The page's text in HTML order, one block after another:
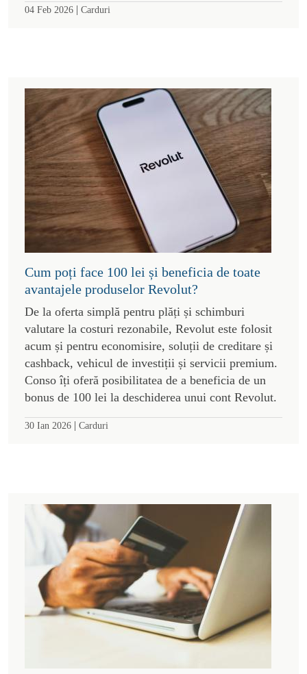
04 Feb 2026 | Carduri
Cum poți face 100 lei și beneficia de toate
avantajele produselor Revolut?
De la oferta simplă pentru plăți și schimburi
valutare la costuri rezonabile, Revolut este folosit
acum și pentru economisire, soluții de creditare și
cashback, vehicul de investiții și servicii premium.
Conso îți oferă posibilitatea de a beneficia de un
bonus de 100 lei la deschiderea unui cont Revolut.
30 Ian 2026 | Carduri